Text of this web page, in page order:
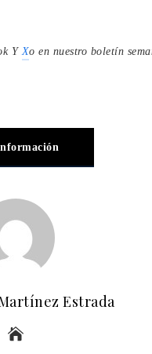
YXo en nuestro boletín
Estrada